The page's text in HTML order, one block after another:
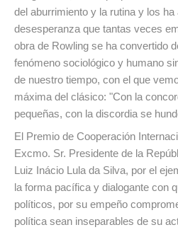
del aburrimiento y la rutina y los
desesperanza que tantas veces
obra de Rowling se ha convertido
fenómeno sociológico y humano
de nuestro tiempo, con el que
máxima del clásico: "Con la
pequeñas, con la discordia se
El Premio de Cooperación
Excmo. Sr. Presidente de la
Luiz Inácio Lula da Silva, por el
la forma pacífica y dialogante con
políticos, por su empeño
política sean inseparables de su